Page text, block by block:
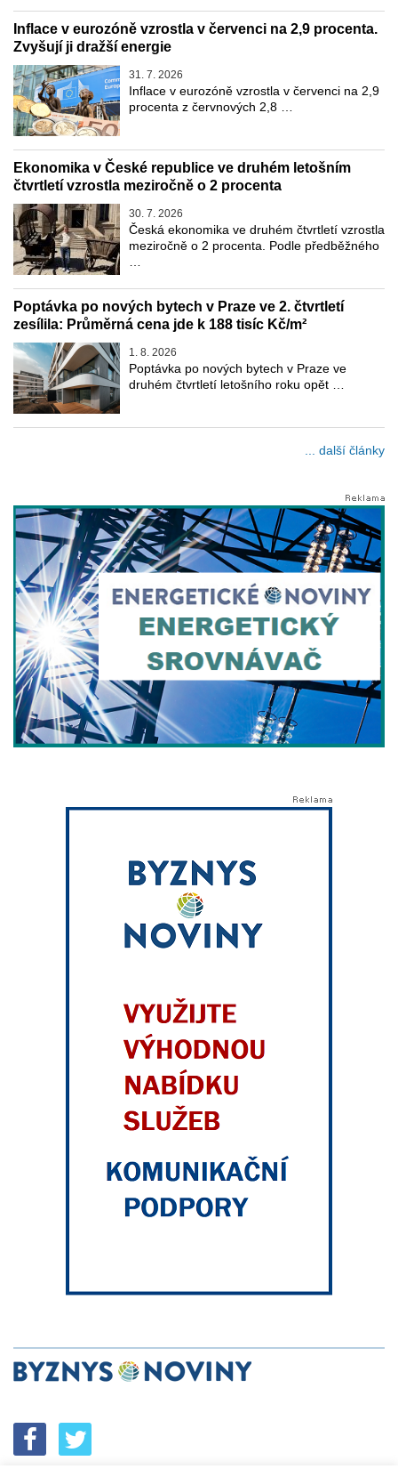
Inflace v eurozóně vzrostla v červenci na 2,9 procenta.
Zvyšují ji dražší energie
31. 7. 2026
Inflace v eurozóně vzrostla v červenci na 2,9
procenta z červnových 2,8 …
Ekonomika v České republice ve druhém letošním
čtvrtletí vzrostla meziročně o 2 procenta
30. 7. 2026
Česká ekonomika ve druhém čtvrtletí vzrostla
meziročně o 2 procenta. Podle předběžného
Poptávka po nových bytech v Praze ve 2. čtvrtletí
zesílila: Průměrná cena jde k 188 tisíc Kč/m²
1. 8. 2026
Poptávka po nových bytech v Praze ve
druhém čtvrtletí letošního roku opět …
... další články